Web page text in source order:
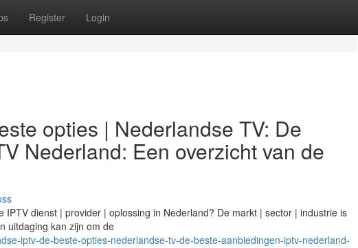
Register Login
opties | Nederlandse TV: De
Nederland: Een overzicht van de
dienst | provider | oplossing in Nederland? De markt | sector | industrie is
uitdaging kan zijn om de
iptv-de-beste-opties-nederlandse-tv-de-beste-aanbiedingen-iptv-nederland-